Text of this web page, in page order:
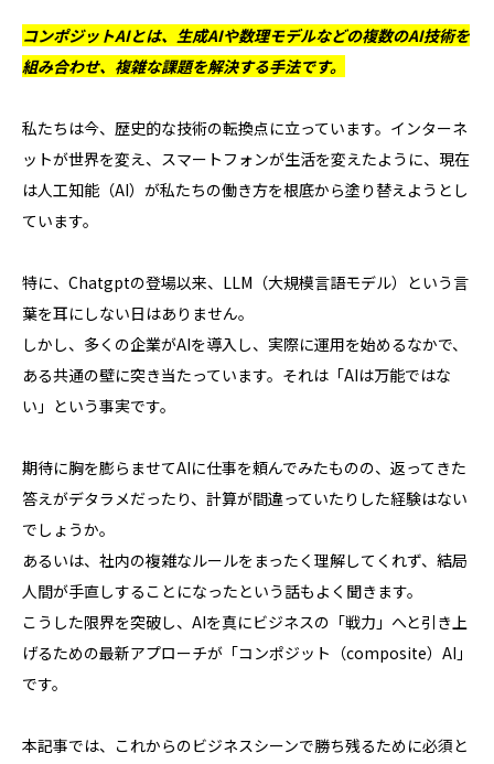
コンポジットAIとは、生成AIや数理モデルなどの複数のAI技術を
組み合わせ、複雑な課題を解決する手法です。
私たちは今、歴史的な技術の転換点に立っています。インターネ
ットが世界を変え、スマートフォンが生活を変えたように、現在
は人工知能（AI）が私たちの働き方を根底から塗り替えようとし
ています。
特に、Chatgptの登場以来、LLM（大規模言語モデル）という言
葉を耳にしない日はありません。
しかし、多くの企業がAIを導入し、実際に運用を始めるなかで、
ある共通の壁に突き当たっています。それは「AIは万能ではな
い」という事実です。
期待に胸を膨らませてAIに仕事を頼んでみたものの、返ってきた
答えがデタラメだったり、計算が間違っていたりした経験はない
でしょうか。
あるいは、社内の複雑なルールをまったく理解してくれず、結局
人間が手直しすることになったという話もよく聞きます。
こうした限界を突破し、AIを真にビジネスの「戦力」へと引き上
げるための最新アプローチが「コンポジット（composite）AI」
です。
本記事では、これからのビジネスシーンで勝ち残るために必須と